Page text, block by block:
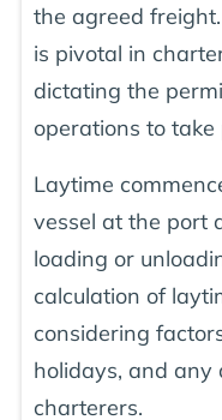
the agreed
is pivotal in
dictating the
operations to take
Laytime
vessel at the port
loading or
calculation of
considering
holidays, and any
charterers.